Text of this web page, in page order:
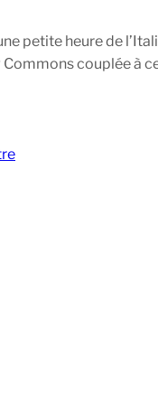
petite heure de
couplée à